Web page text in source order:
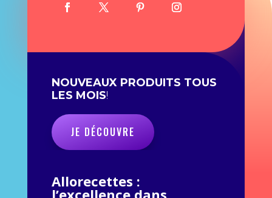
NOUVEAUX PRODUITS TOUS
LES MOIS!
JE DÉCOUVRE
Allorecettes :
l’excellence dans